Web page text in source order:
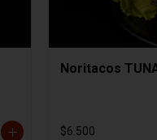
Noritacos
$6.500